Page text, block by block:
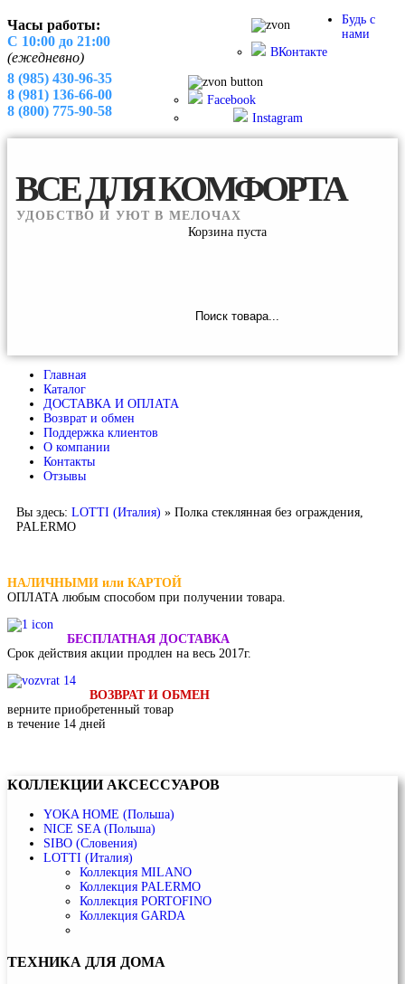
Часы работы:
С 10:00 до 21:00
(ежедневно)
8 (985) 430-96-35
8 (981) 136-66-00
8 (800) 775-90-58
Будь с
нами
ВКонтакте
Facebook
Instagram
ВСЕДЛЯКОМФОРТА
УДОБСТВО И УЮТ В МЕЛОЧАХ
Корзина пуста
Главная
Каталог
ДОСТАВКА И ОПЛАТА
Возврат и обмен
Поддержка клиентов
О компании
Контакты
Отзывы
Вы здесь: LOTTI (Италия) » Полка стеклянная без ограждения,
PALERMO
НАЛИЧНЫМИ или КАРТОЙ
ОПЛАТА любым способом при получении товара.
БЕСПЛАТНАЯ ДОСТАВКА
Срок действия акции продлен на весь 2017г.
ВОЗВРАТ И ОБМЕН
верните приобретенный товар
в течение 14 дней
КОЛЛЕКЦИИАКСЕССУАРОВ
YOKA HOME (Польша)
NICE SEA (Польша)
SIBO (Словения)
LOTTI (Италия)
Коллекция MILANO
Коллекция PALERMO
Коллекция PORTOFINO
Коллекция GARDA
ТЕХНИКА ДЛЯ ДОМА